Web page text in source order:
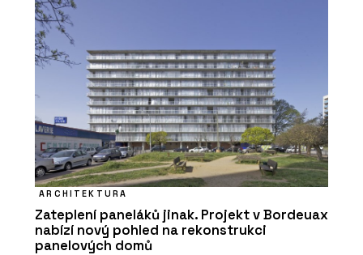
ARCHITEKTURA
Zateplení paneláků jinak. Projekt v Bordeuax
nabízí nový pohled na rekonstrukci
panelových domů